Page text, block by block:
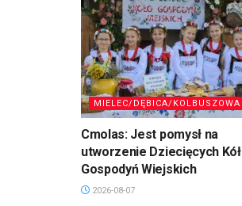
MIELEC/DĘBICA/KOLBUSZOWA
Cmolas: Jest pomysł na
utworzenie Dziecięcych Kół
Gospodyń Wiejskich
2026-08-07